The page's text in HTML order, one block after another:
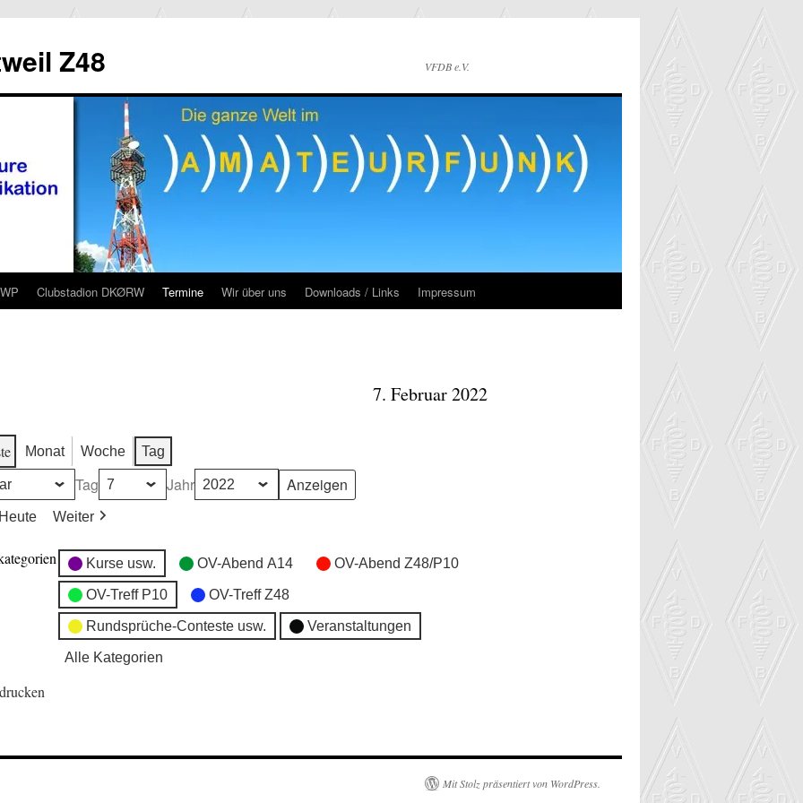
Z48 VFDB e.V.
Clubstadion DKØRW Termine Wir über uns Downloads / Links Impressum
7. Februar 2022
Monat Woche Tag
Tag Jahr
Heute Weiter
Kurse usw. OV-Abend A14 OV-Abend Z48/P10
OV-Treff P10 OV-Treff Z48
Rundsprüche-Conteste usw. Veranstaltungen
Alle Kategorien
Mit Stolz präsentiert von WordPress.